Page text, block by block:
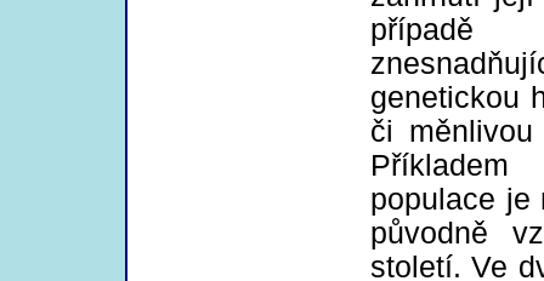
případě
genetickou
či měnlivou
populace je
původně
století. Ve